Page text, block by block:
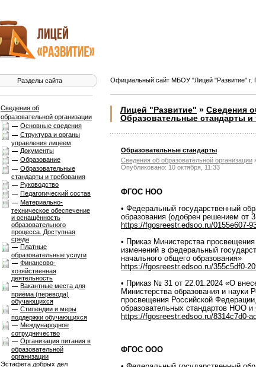
Разделы сайта
Сведения об
образовательной организации
Основные сведения
Структура и органы
управления лицеем
Документы
Образование
Образовательные
стандарты и требования
Руководство
Педагогический состав
Материально-
техническое обеспечение
и оснащённость
образовательного
процесса. Доступная
среда
Платные
образовательные услуги
Финансово-
хозяйственная
деятельность
Вакантные места для
приёма (перевода)
обучающихся
Стипендии и меры
поддержки обучающихся
Международное
сотрудничество
Организация питания в
образовательной
организации
Эстафета добрых дел
Официальный сайт МБОУ "Лицей "Развитие" г.
Лицей "Развитие" » Сведения
Образовательные стандарты и
Образовательные стандарты
Сведения об образовательной организации
Опубликовано: 10 октября, 11:33
ФГОС НОО
• Федеральный государственный
образования (одобрен решением от
https://fgosreestr.edsoo.ru/0155e607-
• Приказ Министерства
изменений в федеральный
начального общего образования»
https://fgosreestr.edsoo.ru/355c5df0-
• Приказ № 31 от 22.01.2024 «О
Министерства образования и науки
просвещения Российской
образовательных стандартов НОО
https://fgosreestr.edsoo.ru/8314c7d0-
ФГОС ООО